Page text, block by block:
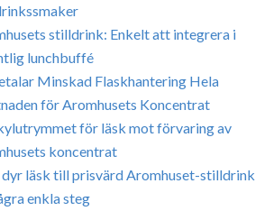
stilldrink: Enkelt att integrera i
lunchbuffé
Minskad Flaskhantering Hela
för Aromhusets Koncentrat
för läsk mot förvaring av
koncentrat
dyr läsk till prisvärd Aromhuset-stilldrink
enkla steg